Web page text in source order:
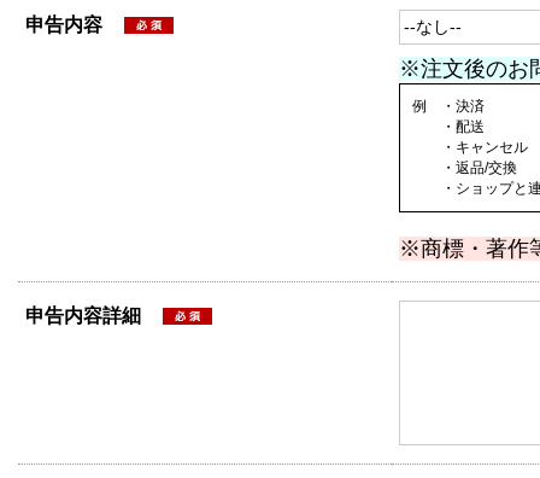
申告内容
※注文後のお
例 ・決済
・配送
・キャンセル
・返品/交換
・ショップと連
※商標・著作
申告内容詳細